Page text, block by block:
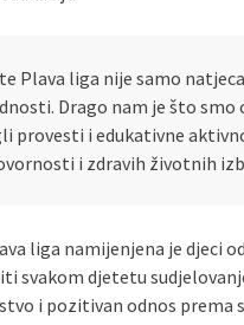
Plava liga nije samo
Drago nam je što
provesti i edukativne
i zdravih životnih
liga namijenjena je djeci od
svakom djetetu
i pozitivan odnos prema